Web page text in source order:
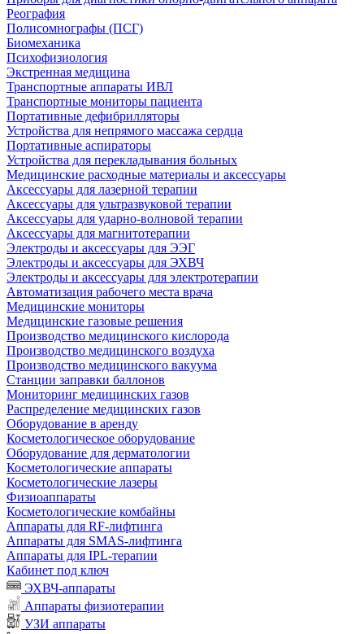
Реография
Полисомнографы (ПСГ)
Биомеханика
Психофизиология
Экстренная медицина
Транспортные аппараты ИВЛ
Транспортные мониторы пациента
Портативные дефибрилляторы
Устройства для непрямого массажа сердца
Портативные аспираторы
Устройства для перекладывания больных
Медицинские расходные материалы и аксессуары
Аксессуары для лазерной терапии
Аксессуары для ультразвуковой терапии
Аксессуары для ударно-волновой терапии
Аксессуары для магнитотерапии
Электроды и аксессуары для ЭЭГ
Электроды и аксессуары для ЭХВЧ
Электроды и аксессуары для электротерапии
Автоматизация рабочего места врача
Медицинские мониторы
Медицинские газовые решения
Производство медицинского кислорода
Производство медицинского воздуха
Производство медицинского вакуума
Станции заправки баллонов
Мониторинг медицинских газов
Распределение медицинских газов
Оборудование в аренду
Косметологическое оборудование
Оборудование для дерматологии
Косметологические аппараты
Косметологические лазеры
Физиоаппараты
Косметологические комбайны
Аппараты для RF-лифтинга
Аппараты для SMAS-лифтинга
Аппараты для IPL-терапии
Кабинет под ключ
ЭХВЧ-аппараты
Аппараты физиотерапии
УЗИ аппараты